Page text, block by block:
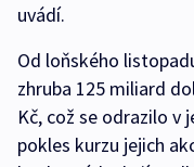
uvádí.
Od loňského
zhruba 125 miliard
Kč, což se odrazilo v
pokles kurzu jejich